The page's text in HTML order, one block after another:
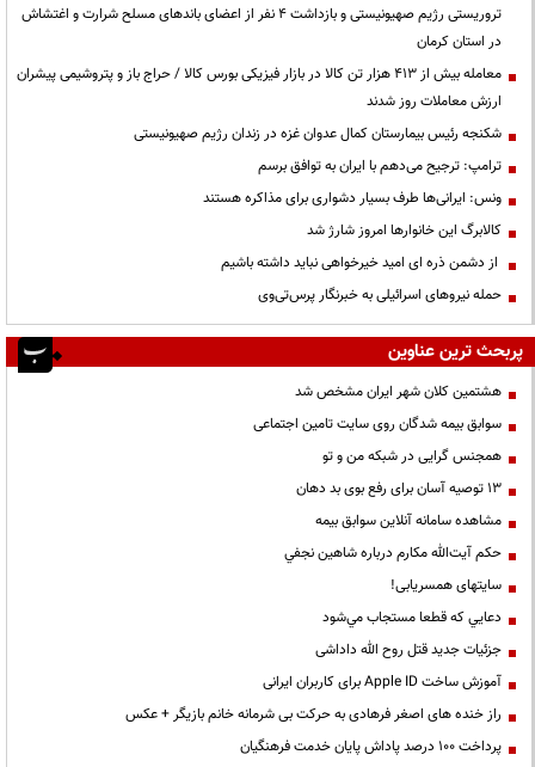
تروریستی رژیم صهیونیستی و بازداشت ۴ نفر از اعضای باندهای مسلح شرارت و اغتشاش
در استان کرمان
معامله بیش از ۴۱۳ هزار تن کالا در بازار فیزیکی بورس کالا / حراج باز و پتروشیمی پیشران
ارزش معاملات روز شدند
شکنجه رئیس بیمارستان کمال عدوان غزه در زندان رژیم صهیونیستی
ترامپ: ترجیح می‌دهم با ایران به توافق برسم
ونس: ایرانی‌ها طرف بسیار دشواری برای مذاکره هستند
کالابرگ این خانوارها امروز شارژ شد
از دشمن ذره ای امید خیرخواهی نباید داشته باشیم
حمله نیروهای اسرائیلی به خبرنگار پرس‌تی‌وی
پربحث ترین عناوین
هشتمین کلان شهر ایران مشخص شد
سوابق بیمه شدگان روی سایت تامین اجتماعی
همجنس گرایی در شبکه من و تو
13 توصیه آسان برای رفع بوی بد دهان
مشاهده سامانه آنلاين سوابق بیمه
حكم آيت‌الله مكارم درباره شاهين نجفي
سایتهای همسریابی!
دعايي كه قطعا مستجاب مي‌شود
جزئیات جدید قتل روح الله داداشی
آموزش ساخت Apple ID برای کاربران ایرانی
راز خنده های اصغر فرهادی به حرکت بی شرمانه خانم بازیگر + عکس
پرداخت ۱۰۰ درصد پاداش پایان خدمت فرهنگیان